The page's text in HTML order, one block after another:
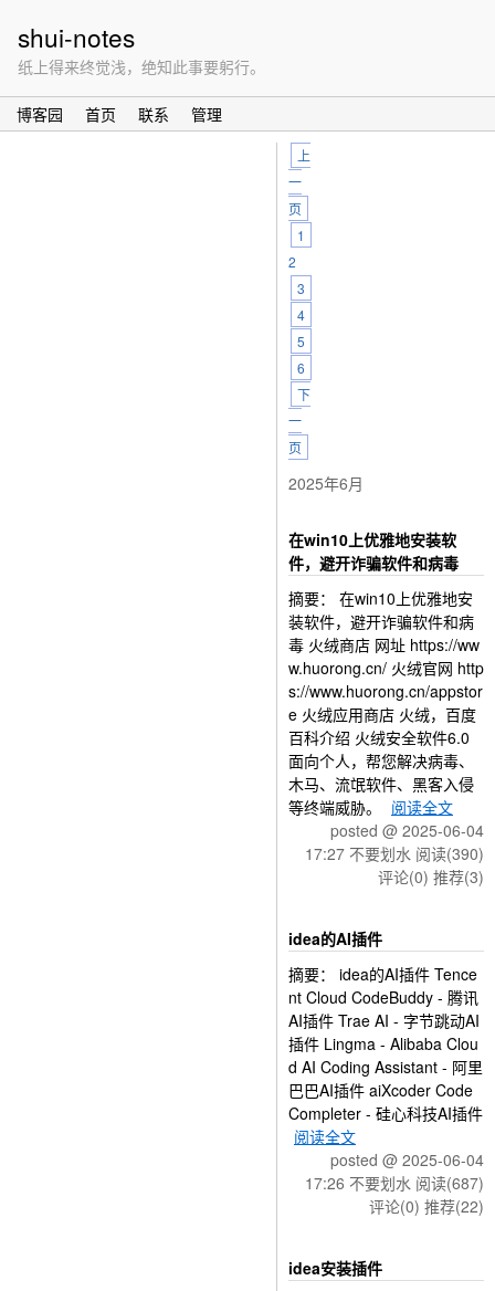
shui-notes
纸上得来终觉浅，绝知此事要躬行。
博客园 首页 联系 管理
上
一
页
1
2
3
4
5
6
下
一
页
2025年6月
在win10上优雅地安装软
件，避开诈骗软件和病毒
摘要： 在win10上优雅地安
装软件，避开诈骗软件和病
毒 火绒商店 网址 https://ww
w.huorong.cn/ 火绒官网 http
s://www.huorong.cn/appstor
e 火绒应用商店 火绒，百度
百科介绍 火绒安全软件6.0
面向个人，帮您解决病毒、
木马、流氓软件、黑客入侵
等终端威胁。
阅读全文
posted @ 2025-06-04
17:27 不要划水 阅读(390)
评论(0) 推荐(3)
idea的AI插件
摘要： idea的AI插件 Tence
nt Cloud CodeBuddy - 腾讯
AI插件 Trae AI - 字节跳动AI
插件 Lingma - Alibaba Clou
d AI Coding Assistant - 阿里
巴巴AI插件 aiXcoder Code
Completer - 硅心科技AI插件
阅读全文
posted @ 2025-06-04
17:26 不要划水 阅读(687)
评论(0) 推荐(22)
idea安装插件